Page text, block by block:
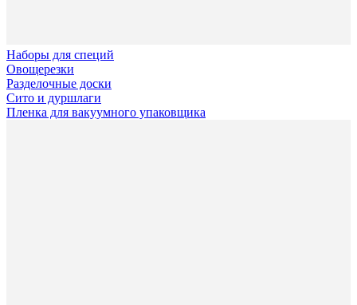
Наборы для специй
Овощерезки
Разделочные доски
Сито и дуршлаги
Пленка для вакуумного упаковщика